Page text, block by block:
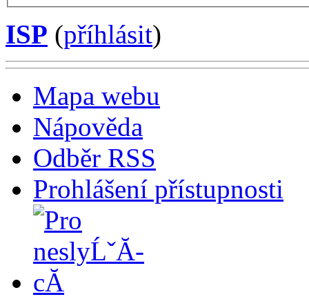
ISP (příhlásit)
Mapa webu
Nápověda
Odběr RSS
Prohlášení přístupnosti